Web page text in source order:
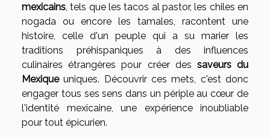
mexicains, tels que les tacos al pastor, les chiles en
nogada ou encore les tamales, racontent une
histoire, celle d'un peuple qui a su marier les
traditions préhispaniques à des influences
culinaires étrangères pour créer des saveurs du
Mexiqueuniques. Découvrir ces mets, c'est donc
engager tous ses sens dans un périple au cœur de
l'identité mexicaine, une expérience inoubliable
pour tout épicurien.